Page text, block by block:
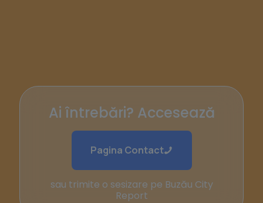
Ai întrebări? Accesează
Pagina Contact
sau trimite o sesizare pe Buzău City
Report